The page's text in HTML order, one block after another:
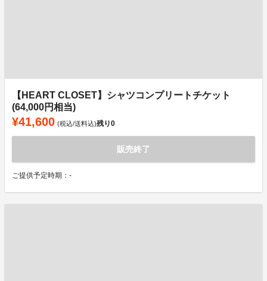
【HEART CLOSET】シャツコンプリートチケット
(64,000円相当)
¥41,600 (税込/送料込)残り0
販売終了
ご提供予定時期：-